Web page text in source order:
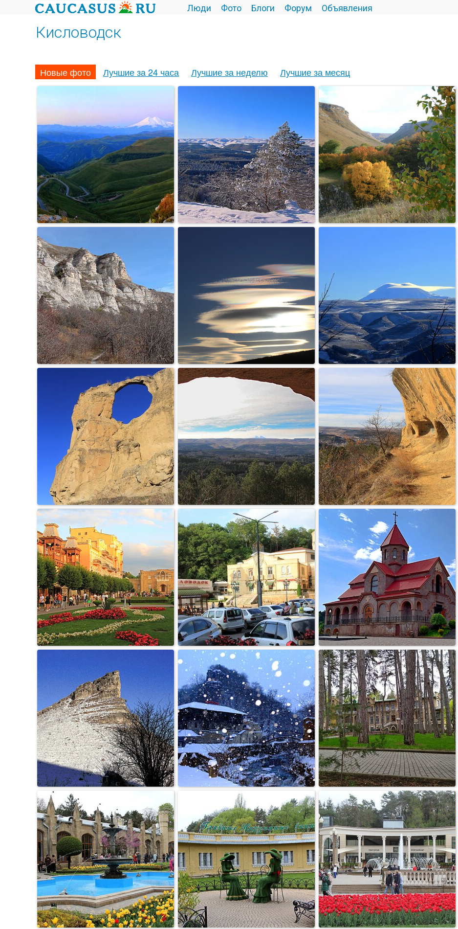
Люди Фото Блоги Форум Объявления
Кисловодск
Новые фото Лучшие за 24 часа Лучшие за неделю Лучшие за месяц